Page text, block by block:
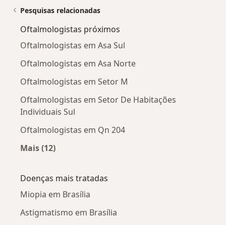
Pesquisas relacionadas
Oftalmologistas próximos
Oftalmologistas em Asa Sul
Oftalmologistas em Asa Norte
Oftalmologistas em Setor M
Oftalmologistas em Setor De Habitações
Individuais Sul
Oftalmologistas em Qn 204
Mais (12)
Doenças mais tratadas
Miopia em Brasília
Astigmatismo em Brasília